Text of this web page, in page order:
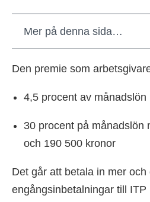
Mer på denna sida…
Den premie som
4,5 procent av
30 procent på månadslön
och 190 500 kronor
Det går att betala in mer
engångsinbetalningar till ITP